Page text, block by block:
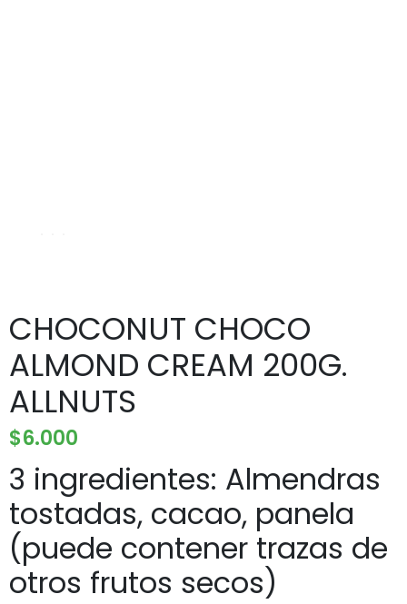
CHOCONUT CHOCO
ALMOND CREAM 200G.
ALLNUTS
$6.000
3 ingredientes: Almendras
tostadas, cacao, panela
(puede contener trazas de
otros frutos secos)